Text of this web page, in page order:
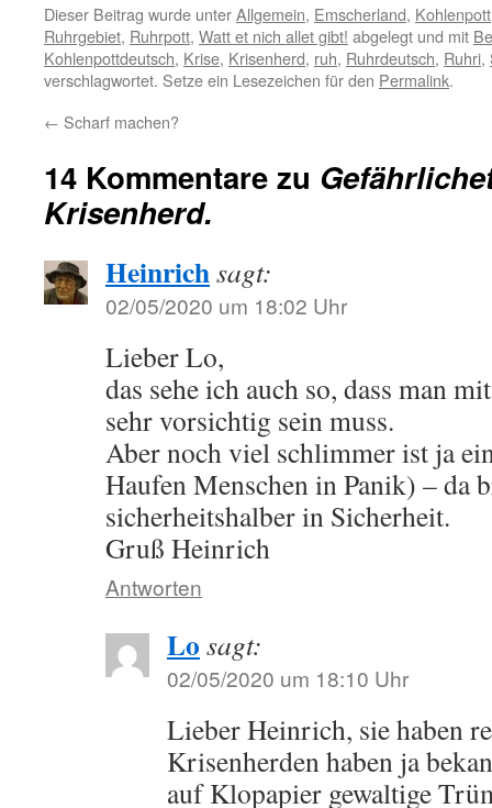
Dieser Beitrag wurde unterAllgemein, Emscherland, Kohlenpott
Ruhrgebiet, Ruhrpott, Watt et nich allet gibt! abgelegt und mit
Kohlenpottdeutsch, Krise, Krisenherd, ruh, Ruhrdeutsch, Ruhri,
verschlagwortet. Setze ein Lesezeichen für den Permalink.
← Scharf machen?
14 Kommentare zu
Krisenherd.
Heinrichsagt:
02/05/2020 um 18:02 Uhr
Lieber Lo,
das sehe ich auch so, dass man
sehr vorsichtig sein muss.
Aber noch viel schlimmer ist ja
Haufen Menschen in Panik) – da
sicherheitshalber in Sicherheit.
Gruß Heinrich
Antworten
Lo sagt:
02/05/2020 um 18:10 Uhr
Lieber Heinrich, sie haben
Krisenherden haben ja
auf Klopapier gewaltige